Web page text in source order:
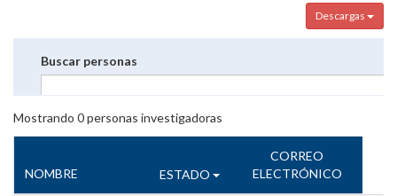
Descargas
Buscar personas
Mostrando 0personas investigadoras
NOMBRE ESTADO
CORREO
ELECTRÓNICO